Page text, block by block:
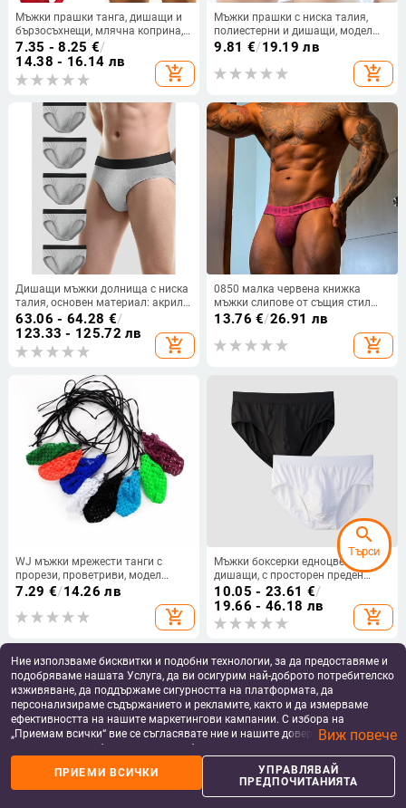
Мъжки прашки танга, дишащи и
бързосъхнещи, млячна коприна,
61–70d, ниска талия
7.35 - 8.25 €/
14.38 - 16.14 лв
add_shopping_cart
Мъжки прашки с ниска талия,
полиестерни и дишащи, модел
B807
9.81 €/19.19 лв
add_shopping_cart
Дишащи мъжки долнища с ниска
талия, основен материал: акрил
(100%), подплата: памук-модал
(100%), тъкан Mitsubishi Meryl
Skin, пролет
63.06 - 64.28 €/
123.33 - 125.72 лв
add_shopping_cart
0850 малка червена книжка
мъжки слипове от същия стил
памучни дишащи високи
шорти BS3125
13.76 €/26.91 лв
add_shopping_cart
WJ мъжки мрежести танги с
прорези, проветриви, модел
2014WD
7.29 €/14.26 лв
add_shopping_cart
Мъжки боксерки едноцветни,
дишащи, с просторен преден
джоб, за ежедневни спортни
дейности.
10.05 - 23.61 €/
19.66 - 46.18 лв
add_shopping_cart
Ние използваме бисквитки и подобни технологии, за да предоставяме и
подобряваме нашата Услуга, да ви осигурим най-доброто потребителско
изживяване, да поддържаме сигурността на платформата, да
персонализираме съдържанието и рекламите, както и да измерваме
ефективността на нашите маркетингови кампании. С избора на
„Приемам всички“ вие се съгласявате ние и нашите доверени партньори
да съхраняваме бисквитки и подобни технологии на вашето устройство
за рекламни и аналитични цели. Можете по всяко време да управлявате
своите предпочитания, като натиснете „Управлявай предпочитанията“.
За повече информация, моля, вижте нашата
Виж повече
ПРИЕМИ ВСИЧКИ
УПРАВЛЯВАЙ
ПРЕДПОЧИТАНИЯТА
search
Търси